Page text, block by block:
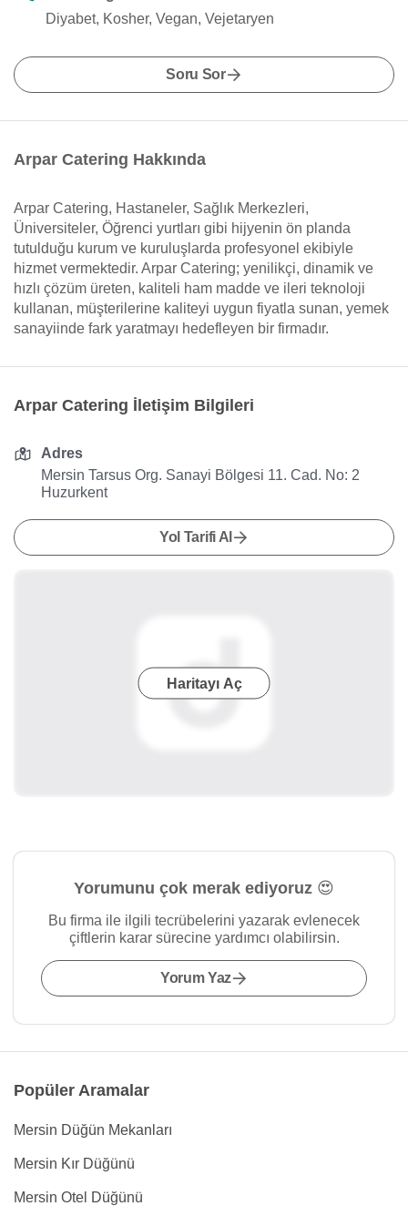
Diyabet, Kosher, Vegan, Vejetaryen
Soru Sor
Arpar Catering Hakkında
Arpar Catering, Hastaneler, Sağlık Merkezleri,
Üniversiteler, Öğrenci yurtları gibi hijyenin ön planda
tutulduğu kurum ve kuruluşlarda profesyonel ekibiyle
hizmet vermektedir. Arpar Catering; yenilikçi, dinamik ve
hızlı çözüm üreten, kaliteli ham madde ve ileri teknoloji
kullanan, müşterilerine kaliteyi uygun fiyatla sunan, yemek
sanayiinde fark yaratmayı hedefleyen bir firmadır.
Arpar Catering İletişim Bilgileri
Adres
Mersin Tarsus Org. Sanayi Bölgesi 11. Cad. No: 2
Huzurkent
Yol Tarifi Al
Haritayı Aç
Yorumunu çok merak ediyoruz 😍
Bu firma ile ilgili tecrübelerini yazarak evlenecek
çiftlerin karar sürecine yardımcı olabilirsin.
Yorum Yaz
Popüler Aramalar
Mersin Düğün Mekanları
Mersin Kır Düğünü
Mersin Otel Düğünü